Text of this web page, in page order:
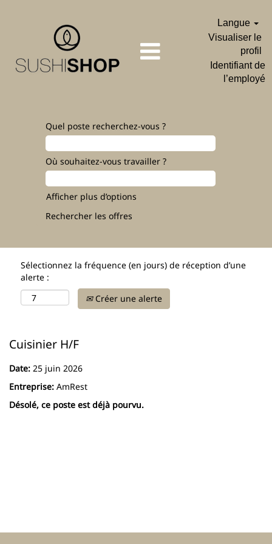
Langue
Visualiser le
profil
Identifiant de
l’employé
Quel poste recherchez-vous ?
Où souhaitez-vous travailler ?
Afficher plus d’options
Sélectionnez la fréquence (en jours) de réception d’une
alerte :
Créer une alerte
Cuisinier H/F
Date: 25 juin 2026
Entreprise: AmRest
Désolé, ce poste est déjà pourvu.